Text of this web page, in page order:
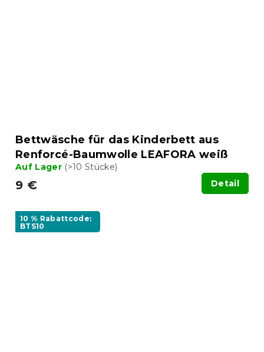
Bettwäsche für das Kinderbett aus
Renforcé-Baumwolle LEAFORA weiß
Auf Lager (>10 Stücke)
9 € Detail
10 % Rabattcode:
BTS10